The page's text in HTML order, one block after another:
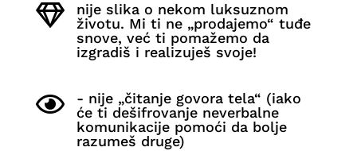

nije slika o nekom luksuznom
životu. Mi ti ne „prodajemo“ tuđe
snove, već ti pomažemo da
izgradiš i realizuješ svoje!

- nije „čitanje govora tela“ (iako
će ti dešifrovanje neverbalne
komunikacije pomoći da bolje
razumeš druge)